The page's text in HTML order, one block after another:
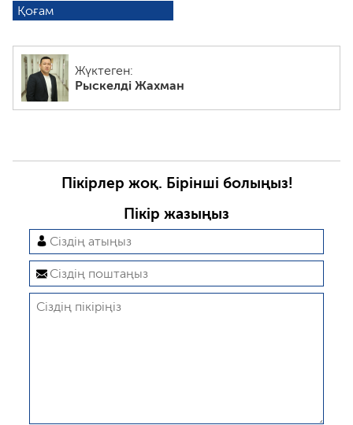
Қоғам
Жүктеген:
Рыскелді Жахман
Пікірлер жоқ. Бірінші болыңыз!
Пікір жазыңыз